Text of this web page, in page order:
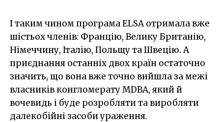
І таким чином програма ELSA отримала вже
шістьох членів: Францію, Велику Британію,
Німеччину, Італію, Польщу та Швецію. А
приєднання останніх двох країн остаточно
значить, що вона вже точно вийшла за межі
власників конгломерату MDBA, який й
вочевидь і буде розробляти та виробляти
далекобійні засоби ураження.